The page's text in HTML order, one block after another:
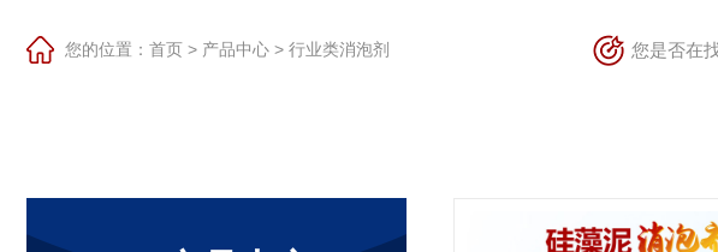
您的位置： 首页 > 产品中心 > 行业类消泡剂 您是否在